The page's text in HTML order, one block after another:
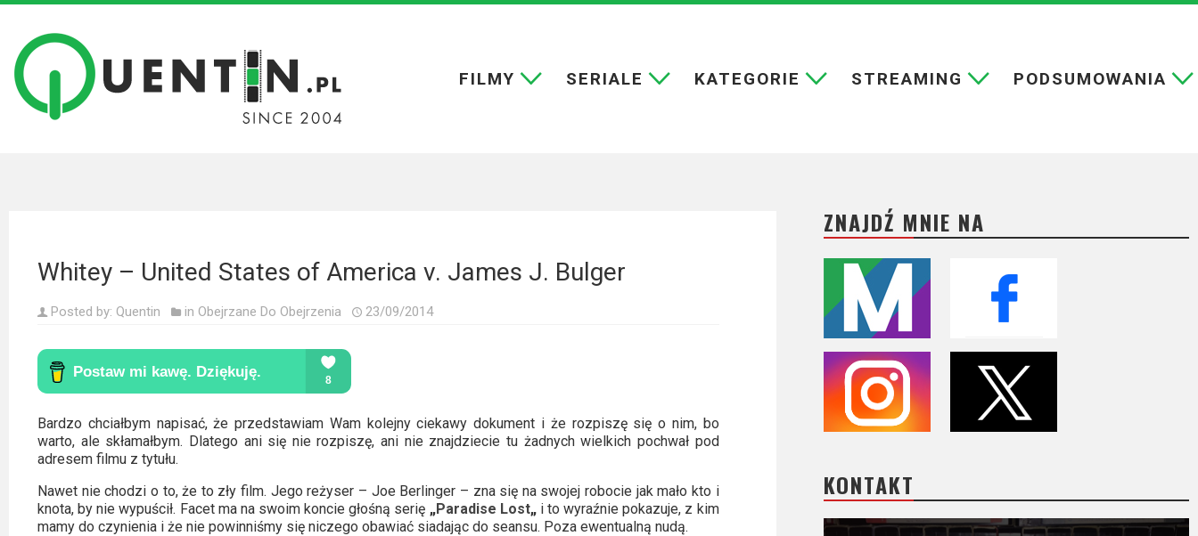
Filmy
Wszystkie
Seriale
Wszystkie
seriali
Bollywood
&
s-
ka
FILMY SERIALE KATEGORIE STREAMING PODSUMOWANIA
Whitey – United States of America v. James J. Bulger
Posted by: Quentin in Obejrzane Do Obejrzenia 23/09/2014
Bardzo chciałbym napisać, że przedstawiam Wam kolejny ciekawy dokument i że rozpiszę się o nim, bo
warto, ale skłamałbym. Dlatego ani się nie rozpiszę, ani nie znajdziecie tu żadnych wielkich pochwał pod
adresem filmu z tytułu.
Nawet nie chodzi o to, że to zły film. Jego reżyser – Joe Berlinger – zna się na swojej robocie jak mało kto i
knota, by nie wypuścił. Facet ma na swoim koncie głośną serię „Paradise Lost„i to wyraźnie pokazuje, z kim
mamy do czynienia i że nie powinniśmy się niczego obawiać siadając do seansu. Poza ewentualną nudą.
ZNAJDŹ MNIE NA
KONTAKT